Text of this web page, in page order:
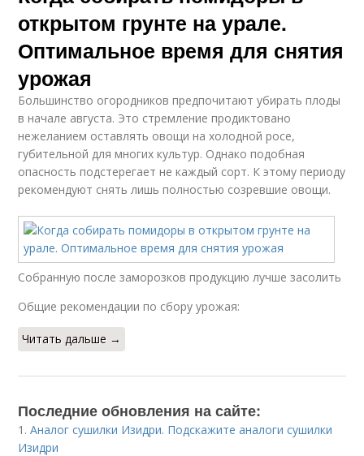
открытом грунте на урале.
Оптимальное время для снятия
урожая
Большинство огородников предпочитают убирать плоды
в начале августа. Это стремление продиктовано
нежеланием оставлять овощи на холодной росе,
губительной для многих культур. Однако подобная
опасность подстерегает не каждый сорт. К этому периоду
рекомендуют снять лишь полностью созревшие овощи.
Собранную после заморозков продукцию лучше засолить
Общие рекомендации по сбору урожая:
Читать дальше →
Последние обновления на сайте:
1.Аналог сушилки Изидри. Подскажите аналоги сушилки
Изидри